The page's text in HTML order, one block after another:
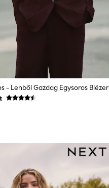
- Lenből Gazdag Egysoros Blézer